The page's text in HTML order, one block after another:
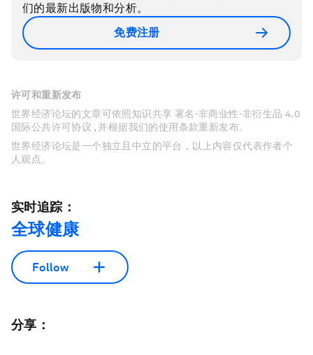
们的最新出版物和分析。
免费注册
许可和重新发布
世界经济论坛的文章可依照知识共享 署名-非商业性-非衍生品 4.0
国际公共许可协议 , 并根据我们的使用条款重新发布。
世界经济论坛是一个独立且中立的平台，以上内容仅代表作者个
人观点。
实时追踪：
全球健康
Follow
分享：